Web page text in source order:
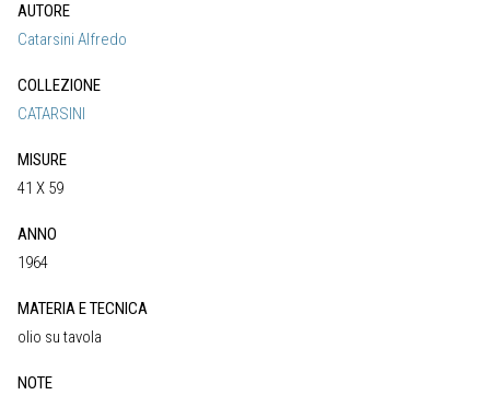
AUTORE
Catarsini Alfredo
COLLEZIONE
CATARSINI
MISURE
41 X 59
ANNO
1964
MATERIA E TECNICA
olio su tavola
NOTE